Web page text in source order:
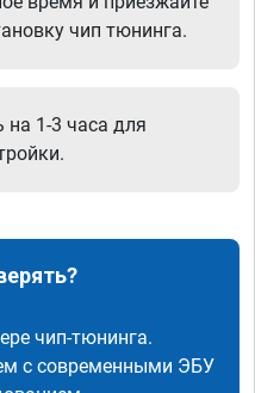
чип тюнинга.
на 1-3 часа для
чип-тюнинга.
с современными ЭБУ